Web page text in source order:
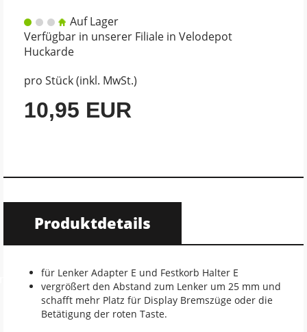
Auf Lager
Verfügbar in unserer Filiale in Velodepot
Huckarde
pro Stück (inkl. MwSt.)
10,95 EUR
Produktdetails
für Lenker Adapter E und Festkorb Halter E
vergrößert den Abstand zum Lenker um 25 mm und
schafft mehr Platz für Display Bremszüge oder die
Betätigung der roten Taste.